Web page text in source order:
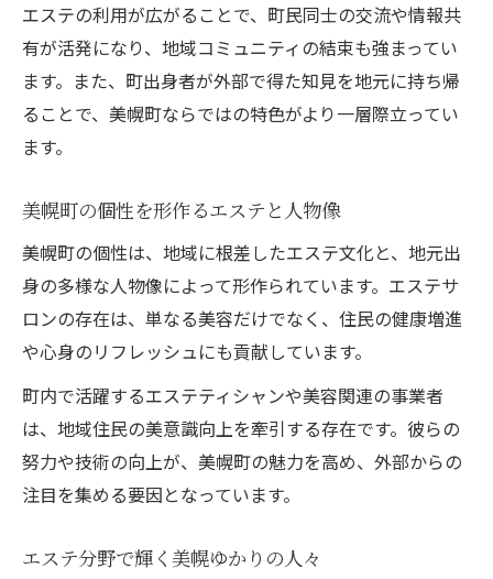
エステの利用が広がることで、町民同士の交流や情報共
有が活発になり、地域コミュニティの結束も強まってい
ます。また、町出身者が外部で得た知見を地元に持ち帰
ることで、美幌町ならではの特色がより一層際立ってい
ます。
美幌町の個性を形作るエステと人物像
美幌町の個性は、地域に根差したエステ文化と、地元出
身の多様な人物像によって形作られています。エステサ
ロンの存在は、単なる美容だけでなく、住民の健康増進
や心身のリフレッシュにも貢献しています。
町内で活躍するエステティシャンや美容関連の事業者
は、地域住民の美意識向上を牽引する存在です。彼らの
努力や技術の向上が、美幌町の魅力を高め、外部からの
注目を集める要因となっています。
エステ分野で輝く美幌ゆかりの人々